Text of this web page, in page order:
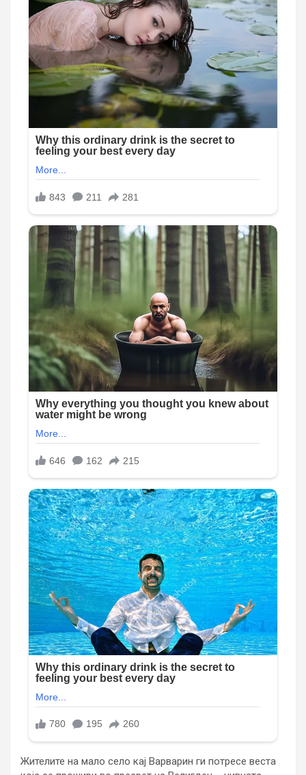
Жителите на мало село кај Варварин ги потресе веста